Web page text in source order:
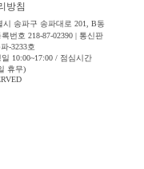
방침
송파구 송파대로 201, B동
번호 218-87-02390 | 통신판
-3233호
일 10:00~17:00 / 점심시간
휴무)